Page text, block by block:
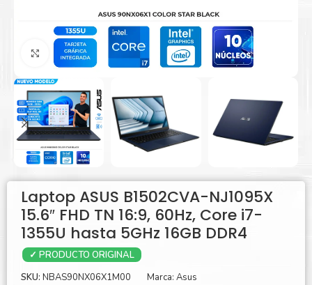
Agrandar
Laptop ASUS B1502CVA-NJ1095X
15.6″ FHD TN 16:9, 60Hz, Core i7-
1355U hasta 5GHz 16GB DDR4
✓ PRODUCTO ORIGINAL
SKU: NBAS90NX06X1M00 Marca: Asus